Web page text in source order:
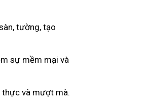
tường, tạo
sự mềm mại và
thực và mượt mà.